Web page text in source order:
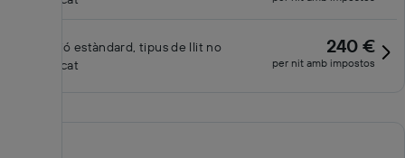
Habitació estàndard, tipus de llit no
especificat
240 €
per nit amb impostos